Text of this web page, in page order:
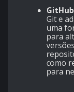
Git e
uma
para
como
para